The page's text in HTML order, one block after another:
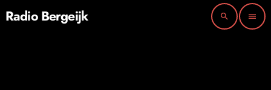
Radio Bergeijk search menu